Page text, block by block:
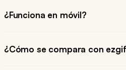
¿Funciona en móvil?
¿Cómo se compara con